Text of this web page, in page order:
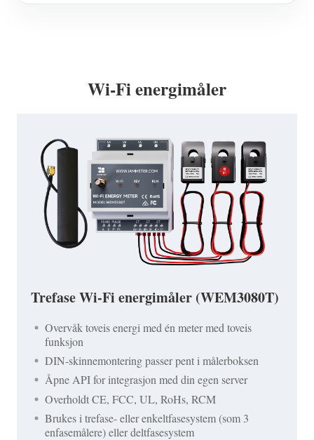
Wi-Fi energimåler
Trefase Wi-Fi energimåler (WEM3080T)
Overvåk toveis energi med én meter med toveis
funksjon
DIN-skinnemontering passer pent i målerboksen
Åpne API for integrasjon med din egen server
Overholdt CE, FCC, UL, RoHs, RCM
Brukes i trefase- eller enkeltfasesystem (som 3
enfasemålere) eller deltfasesystem